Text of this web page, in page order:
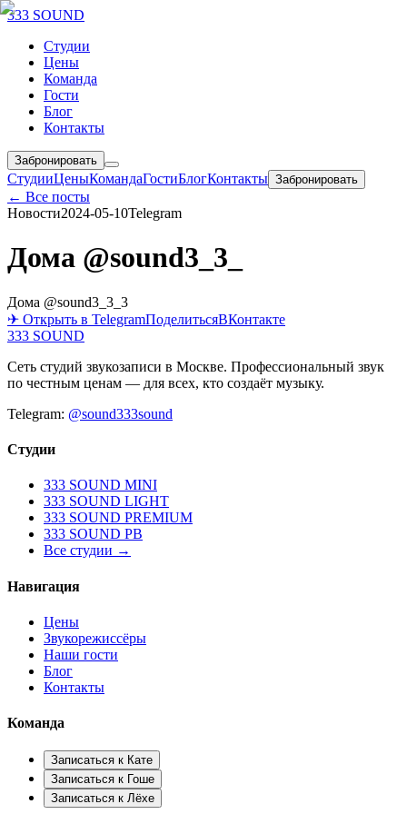
333 SOUND
Студии
Цены
Команда
Гости
Блог
Контакты
Забронировать
СтудииЦеныКомандаГостиБлогКонтакты Забронировать
← Все посты
Новости2024-05-10Telegram
Дома @sound3_3_
Дома @sound3_3_3
✈ Открыть в TelegramПоделитьсяВКонтакте
333 SOUND
Сеть студий звукозаписи в Москве. Профессиональный звук
по честным ценам — для всех, кто создаёт музыку.
Telegram: @sound333sound
Студии
333 SOUND MINI
333 SOUND LIGHT
333 SOUND PREMIUM
333 SOUND PB
Все студии →
Навигация
Цены
Звукорежиссёры
Наши гости
Блог
Контакты
Команда
Записаться к Кате
Записаться к Гоше
Записаться к Лёхе